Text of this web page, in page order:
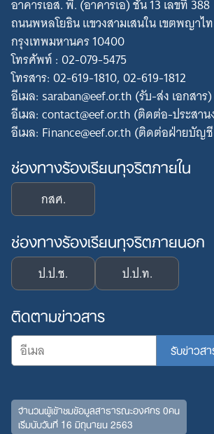
อาคารเอส. พี. (อาคารเอ) ชั้น 13 เลขที่ 388
ถนนพหลโยธิน แขวงสามเสนใน เขตพญาไท
กรุงเทพมหานคร 10400
โทรศัพท์ : 02-079-5475
โทรสาร: 02-619-1810, 02-619-1812
อีเมล: saraban@eef.or.th (รับ-ส่ง เอกสาร)
อีเมล: contact@eef.or.th (ติดต่อ-ประสาน
อีเมล: Finance@eef.or.th (ติดต่อฝ่ายบัญ
ช่องทางร้องเรียนทุจริตภายใน
กสศ.
ช่องทางร้องเรียนทุจริตภายนอก
ป.ป.ช. ป.ป.ท.
ติดตามข่าวสาร
จำนวนผู้เข้าชมข้อมูลสาธารณะองค์กร 0คน
เริ่มนับวันที่ 16 มิถุนายน 2563